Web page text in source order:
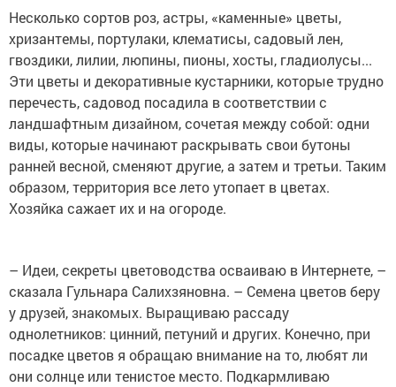
Несколько сортов роз, астры, «каменные» цветы,
хризантемы, портулаки, клематисы, садовый лен,
гвоздики, лилии, люпины, пионы, хосты, гладиолусы...
Эти цветы и декоративные кустарники, которые трудно
перечесть, садовод посадила в соответствии с
ландшафтным дизайном, сочетая между собой: одни
виды, которые начинают раскрывать свои бутоны
ранней весной, сменяют другие, а затем и третьи. Таким
образом, территория все лето утопает в цветах.
Хозяйка сажает их и на огороде.
– Идеи, секреты цветоводства осваиваю в Интернете, –
сказала Гульнара Салихзяновна. – Семена цветов беру
у друзей, знакомых. Выращиваю рассаду
однолетников: цинний, петуний и других. Конечно, при
посадке цветов я обращаю внимание на то, любят ли
они солнце или тенистое место. Подкармливаю